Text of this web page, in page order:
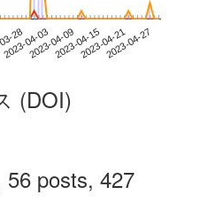
28
2023-04-032023-04-092023-04-152023-04-212023-04-27
(DOI)
56 posts, 427